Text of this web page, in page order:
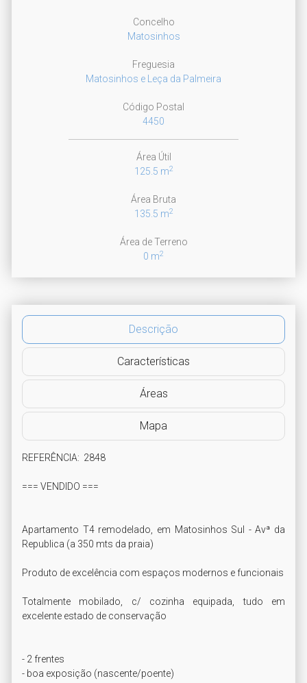
Concelho
Matosinhos
Freguesia
Matosinhos e Leça da Palmeira
Código Postal
4450
Área Útil
125.5 m2
Área Bruta
135.5 m2
Área de Terreno
0 m2
Descrição
Características
Áreas
Mapa
REFERÊNCIA:  2848
=== VENDIDO ===
Apartamento T4 remodelado, em Matosinhos Sul - Avª da
Republica (a 350 mts da praia)
Produto de excelência com espaços modernos e funcionais
Totalmente mobilado, c/ cozinha equipada, tudo em
excelente estado de conservação
- 2 frentes
- boa exposição (nascente/poente)